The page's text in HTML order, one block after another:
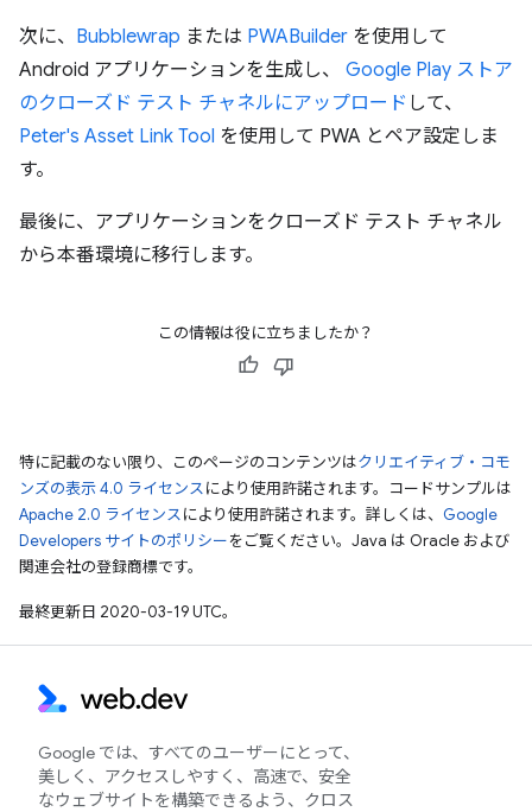
次に、 Bubblewrap または PWABuilder を使用して
Android アプリケーションを生成し、 Google Play ストア
のクローズド テスト チャネルにアップロード して、
Peter's Asset Link Tool を使用して PWA とペア設定しま
す。
最後に、アプリケーションをクローズド テスト チャネル
から本番環境に移行します。
この情報は役に立ちましたか？
特に記載のない限り、このページのコンテンツはクリエイティブ・コモ
ンズの表示 4.0 ライセンスにより使用許諾されます。コードサンプルは
Apache 2.0 ライセンスにより使用許諾されます。詳しくは、 Google
Developers サイトのポリシーをご覧ください。Java は Oracle および
関連会社の登録商標です。
最終更新日 2020-03-19 UTC。
Google では、すべてのユーザーにとって、
美しく、アクセスしやすく、高速で、安全
なウェブサイトを構築できるよう、クロス